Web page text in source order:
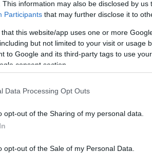
This information may also be disclosed by us
Participants that may further disclose it to
that this website/app uses one or more
but not limited to your visit or usage
to Google and its third-party tags to use
consent section.
Data Processing Opt Outs
opt-out of the Sharing of my personal data.
opt-out of the Sale of my Personal Data.